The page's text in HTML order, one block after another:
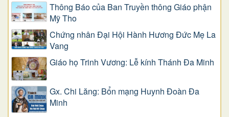
Thông Báo của Ban Truyền thông Giáo phận
Mỹ Tho
Chứng nhân Đại Hội Hành Hương Đức Mẹ La
Vang
Giáo họ Trinh Vương: Lễ kính Thánh Đa Minh
Gx. Chi Lăng: Bổn mạng Huynh Đoàn Đa
Minh